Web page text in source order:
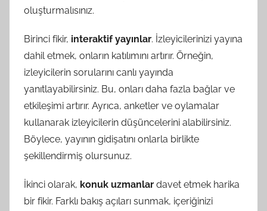
oluşturmalısınız.
Birinci fikir, interaktif yayınlar. İzleyicilerinizi yayına
dahil etmek, onların katılımını artırır. Örneğin,
izleyicilerin sorularını canlı yayında
yanıtlayabilirsiniz. Bu, onları daha fazla bağlar ve
etkileşimi artırır. Ayrıca, anketler ve oylamalar
kullanarak izleyicilerin düşüncelerini alabilirsiniz.
Böylece, yayının gidişatını onlarla birlikte
şekillendirmiş olursunuz.
İkinci olarak, konuk uzmanlar davet etmek harika
bir fikir. Farklı bakış açıları sunmak, içeriğinizi